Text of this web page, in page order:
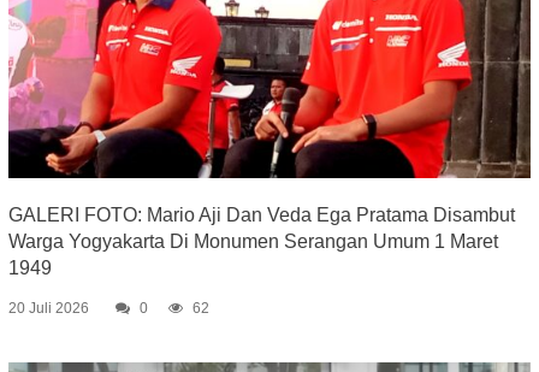
GALERI FOTO: Mario Aji Dan Veda Ega Pratama Disambut
Warga Yogyakarta Di Monumen Serangan Umum 1 Maret
1949
20 Juli 2026 0 62